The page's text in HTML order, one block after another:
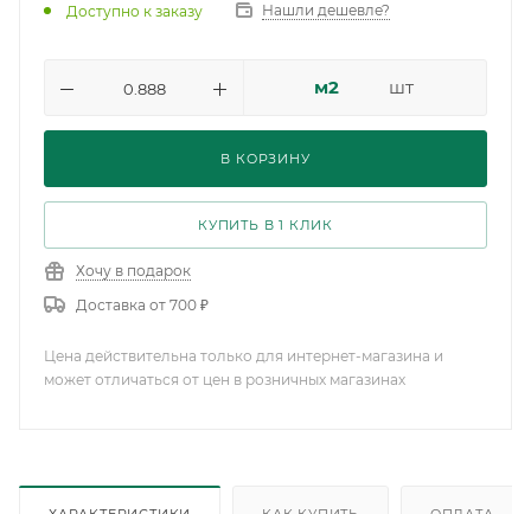
Доступно к заказу Нашли дешевле?
м2 шт
В КОРЗИНУ
КУПИТЬ В 1 КЛИК
Хочу в подарок
Доставка от 700 ₽
Цена действительна только для интернет-магазина и
может отличаться от цен в розничных магазинах